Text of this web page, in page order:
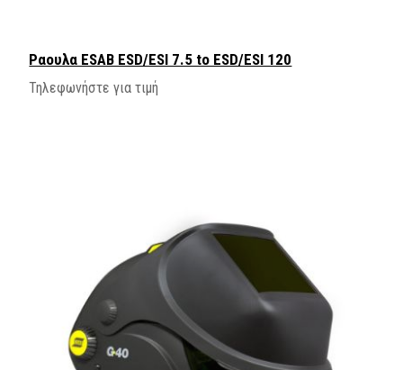
Ραουλα ESAB ESD/ESI 7.5 to ESD/ESI 120
Τηλεφωνήστε για τιμή